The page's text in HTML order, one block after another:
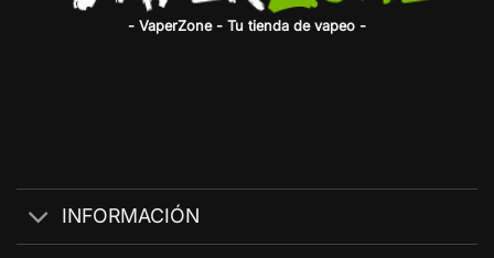
- VaperZone - Tu tienda de vapeo -
INFORMACIÓN